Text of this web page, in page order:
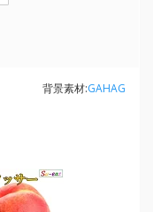
背景素材:GAHAG